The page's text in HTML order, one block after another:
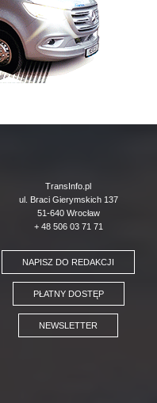
TransInfo.pl
ul. Braci Gierymskich 137
51-640 Wrocław
+ 48 506 03 71 71
NAPISZ DO REDAKCJI
PŁATNY DOSTĘP
NEWSLETTER